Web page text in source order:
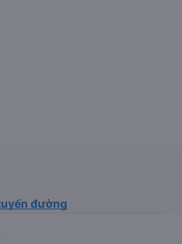
đường